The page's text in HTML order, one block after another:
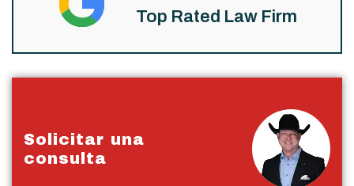
Top Rated Law Firm
Solicitar una
consulta